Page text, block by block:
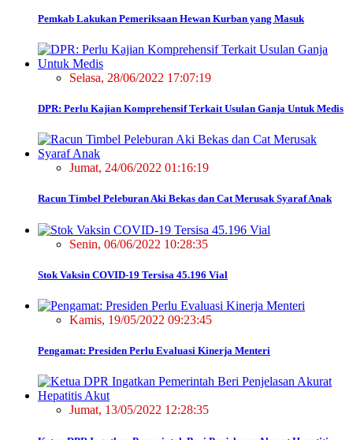
Pemkab Lakukan Pemeriksaan Hewan Kurban yang Masuk
Selasa, 28/06/2022 17:07:19
DPR: Perlu Kajian Komprehensif Terkait Usulan Ganja Untuk Medis
Jumat, 24/06/2022 01:16:19
Racun Timbel Peleburan Aki Bekas dan Cat Merusak Syaraf Anak
Senin, 06/06/2022 10:28:35
Stok Vaksin COVID-19 Tersisa 45.196 Vial
Kamis, 19/05/2022 09:23:45
Pengamat: Presiden Perlu Evaluasi Kinerja Menteri
Jumat, 13/05/2022 12:28:35